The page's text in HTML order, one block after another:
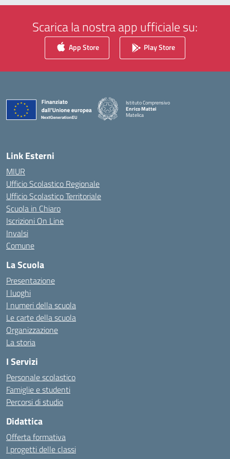
Scarica la nostra app ufficiale su:
App Store Play Store
Istituto Comprensivo
Enrico Mattei
Matelica
Link Esterni
MIUR
Ufficio Scolastico Regionale
Ufficio Scolastico Territoriale
Scuola in Chiaro
Iscrizioni On Line
Invalsi
Comune
La Scuola
Presentazione
I luoghi
I numeri della scuola
Le carte della scuola
Organizzazione
La storia
I Servizi
Personale scolastico
Famiglie e studenti
Percorsi di studio
Didattica
Offerta formativa
I progetti delle classi